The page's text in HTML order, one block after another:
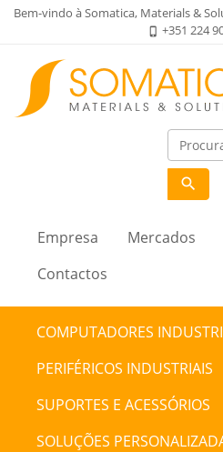
Bem-vindo à Somatica, Materials &
phone_iphone +351 224
search
Empresa Mercados
Contactos
COMPUTADORES
PERIFÉRICOS INDUSTRIAIS
SUPORTES E ACESSÓRIOS
SOLUÇÕES